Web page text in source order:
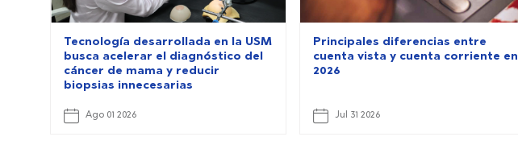
Tecnología desarrollada en la USM
busca acelerar el diagnóstico del
cáncer de mama y reducir
biopsias innecesarias
Ago 01 2026
Principales diferencias entre
cuenta vista y cuenta corriente en
2026
Jul 31 2026